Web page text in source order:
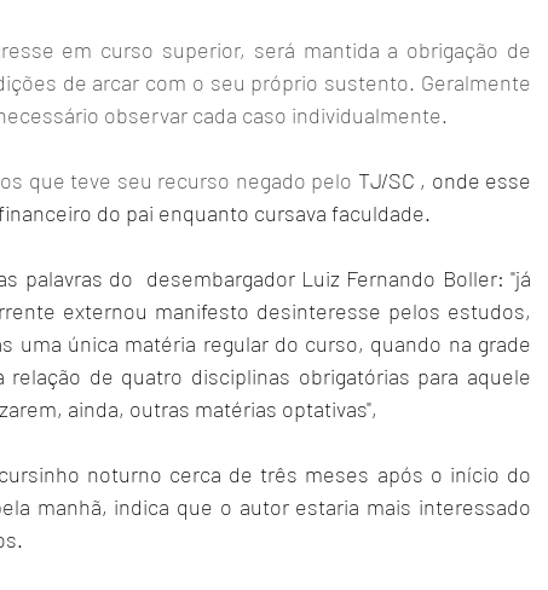
em curso superior, será mantida a obrigação de
de arcar com o seu próprio sustento. Geralmente
observar cada caso individualmente.
que teve seu recurso negado pelo TJ/SC , onde esse
do pai enquanto cursava faculdade.
palavras do  desembargador Luiz Fernando Boller: "já
externou manifesto desinteresse pelos estudos,
uma única matéria regular do curso, quando na grade
de quatro disciplinas obrigatórias para aquele
ainda, outras matérias optativas",
noturno cerca de três meses após o início do
manhã, indica que o autor estaria mais interessado